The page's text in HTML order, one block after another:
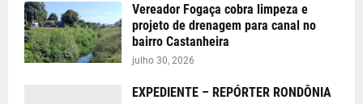
Vereador Fogaça cobra limpeza e
projeto de drenagem para canal no
bairro Castanheira
julho 30, 2026
EXPEDIENTE – REPÓRTER RONDÔNIA